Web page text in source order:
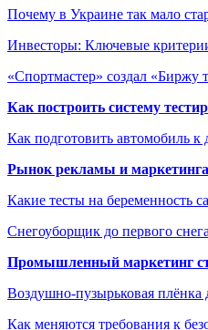
Почему в Украине так мало
Инвесторы: Ключевые
«Спортмастер» создал «Биржу
Как построить систему
Как подготовить автомобиль к
Рынок рекламы и маркетинга
Какие тесты на беременность
Снегоуборщик до первого
Промышленный маркетинг
Воздушно-пузырьковая плёнка
Как меняются требования к